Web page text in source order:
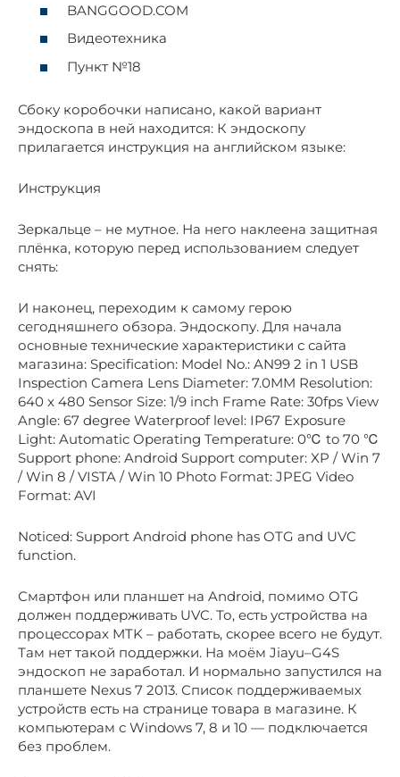
BANGGOOD.COM
Видеотехника
Пункт №18
Сбоку коробочки написано, какой вариант
эндоскопа в ней находится: К эндоскопу
прилагается инструкция на английском языке:
Инструкция
Зеркальце – не мутное. На него наклеена защитная
плёнка, которую перед использованием следует
снять:
И наконец, переходим к самому герою
сегодняшнего обзора. Эндоскопу. Для начала
основные технические характеристики с сайта
магазина: Specification: Model No.: AN99 2 in 1 USB
Inspection Camera Lens Diameter: 7.0MM Resolution:
640 x 480 Sensor Size: 1/9 inch Frame Rate: 30fps View
Angle: 67 degree Waterproof level: IP67 Exposure
Light: Automatic Operating Temperature: 0℃ to 70 ℃
Support phone: Android Support computer: XP / Win 7
/ Win 8 / VISTA / Win 10 Photo Format: JPEG Video
Format: AVI
Noticed: Support Android phone has OTG and UVC
function.
Смартфон или планшет на Android, помимо OTG
должен поддерживать UVC. То, есть устройства на
процессорах MTK – работать, скорее всего не будут.
Там нет такой поддержки. На моём Jiayu–G4S
эндоскоп не заработал. И нормально запустился на
планшете Nexus 7 2013. Список поддерживаемых
устройств есть на странице товара в магазине. К
компьютерам с Windows 7, 8 и 10 — подключается
без проблем.